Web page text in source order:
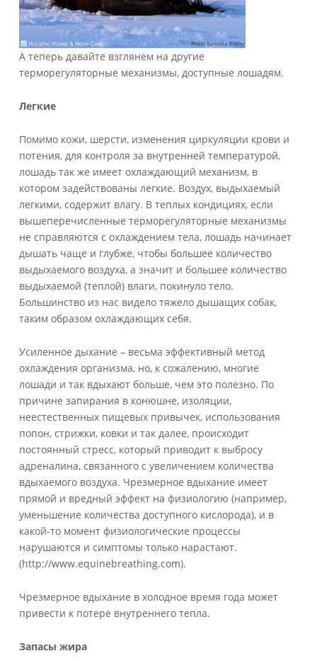
А теперь давайте взглянем на другие
терморегуляторные механизмы, доступные лошадям.
Легкие
Помимо кожи, шерсти, изменения циркуляции крови и
потения, для контроля за внутренней температурой,
лошадь так же имеет охлаждающий механизм, в
котором задействованы легкие. Воздух, выдыхаемый
легкими, содержит влагу. В теплых кондициях, если
вышеперечисленные терморегуляторные механизмы
не справляются с охлаждением тела, лошадь начинает
дышать чаще и глубже, чтобы большее количество
выдыхаемого воздуха, а значит и большее количество
выдыхаемой (теплой) влаги, покинуло тело.
Большинство из нас видело тяжело дышащих собак,
таким образом охлаждающих себя.
Усиленное дыхание – весьма эффективный метод
охлаждения организма, но, к сожалению, многие
лошади и так вдыхают больше, чем это полезно. По
причине запирания в конюшне, изоляции,
неестественных пищевых привычек, использования
попон, стрижки, ковки и так далее, происходит
постоянный стресс, который приводит к выбросу
адреналина, связанного с увеличением количества
вдыхаемого воздуха. Чрезмерное вдыхание имеет
прямой и вредный эффект на физиологию (например,
уменьшение количества доступного кислорода), и в
какой-то момент физиологические процессы
нарушаются и симптомы только нарастают.
(http://www.equinebreathing.com).
Чрезмерное вдыхание в холодное время года может
привести к потере внутреннего тепла.
Запасы жира